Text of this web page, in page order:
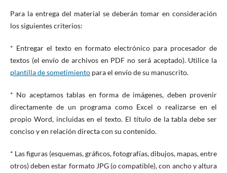
Para la entrega del material se deberán tomar en consideración
los siguientes criterios:
* Entregar el texto en formato electrónico para procesador de
textos (el envío de archivos en PDF no será aceptado). Utilice la
plantilla de sometimientopara el envío de su manuscrito.
* No aceptamos tablas en forma de imágenes, deben provenir
directamente de un programa como Excel o realizarse en el
propio Word, incluidas en el texto. El título de la tabla debe ser
conciso y en relación directa con su contenido.
* Las figuras (esquemas, gráficos, fotografías, dibujos, mapas, entre
otros) deben estar formato JPG (o compatible), con ancho y altura